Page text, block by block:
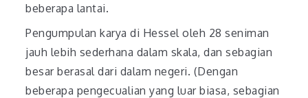
beberapa lantai.
Pengumpulan karya di Hessel oleh 28 seniman
jauh lebih sederhana dalam skala, dan sebagian
besar berasal dari dalam negeri. (Dengan
beberapa pengecualian yang luar biasa, sebagian